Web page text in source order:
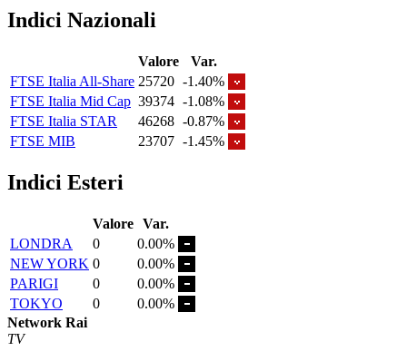
Indici Nazionali
Valore
Var.
FTSE Italia All-Share 25720 -1.40%
FTSE Italia Mid Cap 39374 -1.08%
FTSE Italia STAR
46268 -0.87%
FTSE MIB
23707 -1.45%
Indici Esteri
Valore Var.
LONDRA
0
0.00%
NEW YORK 0
0.00%
PARIGI
0
0.00%
TOKYO
0
0.00%
Network Rai
TV